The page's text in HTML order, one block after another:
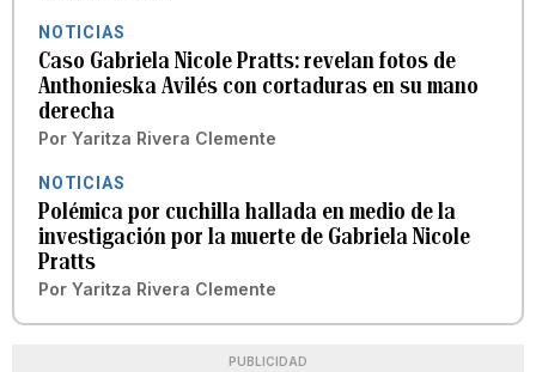
NOTICIAS
Caso Gabriela Nicole Pratts: revelan fotos de
Anthonieska Avilés con cortaduras en su mano
derecha
Por Yaritza Rivera Clemente
NOTICIAS
Polémica por cuchilla hallada en medio de la
investigación por la muerte de Gabriela Nicole
Pratts
Por Yaritza Rivera Clemente
PUBLICIDAD